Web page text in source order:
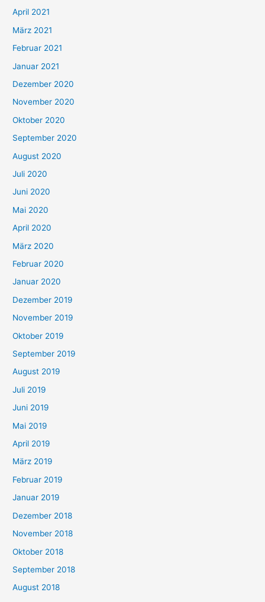
:
April 2021
März 2021
Februar 2021
Januar 2021
Dezember 2020
November 2020
Oktober 2020
September 2020
August 2020
Juli 2020
Juni 2020
Mai 2020
April 2020
März 2020
Februar 2020
Januar 2020
Dezember 2019
November 2019
Oktober 2019
September 2019
August 2019
Juli 2019
Juni 2019
Mai 2019
April 2019
März 2019
Februar 2019
Januar 2019
Dezember 2018
November 2018
Oktober 2018
September 2018
August 2018